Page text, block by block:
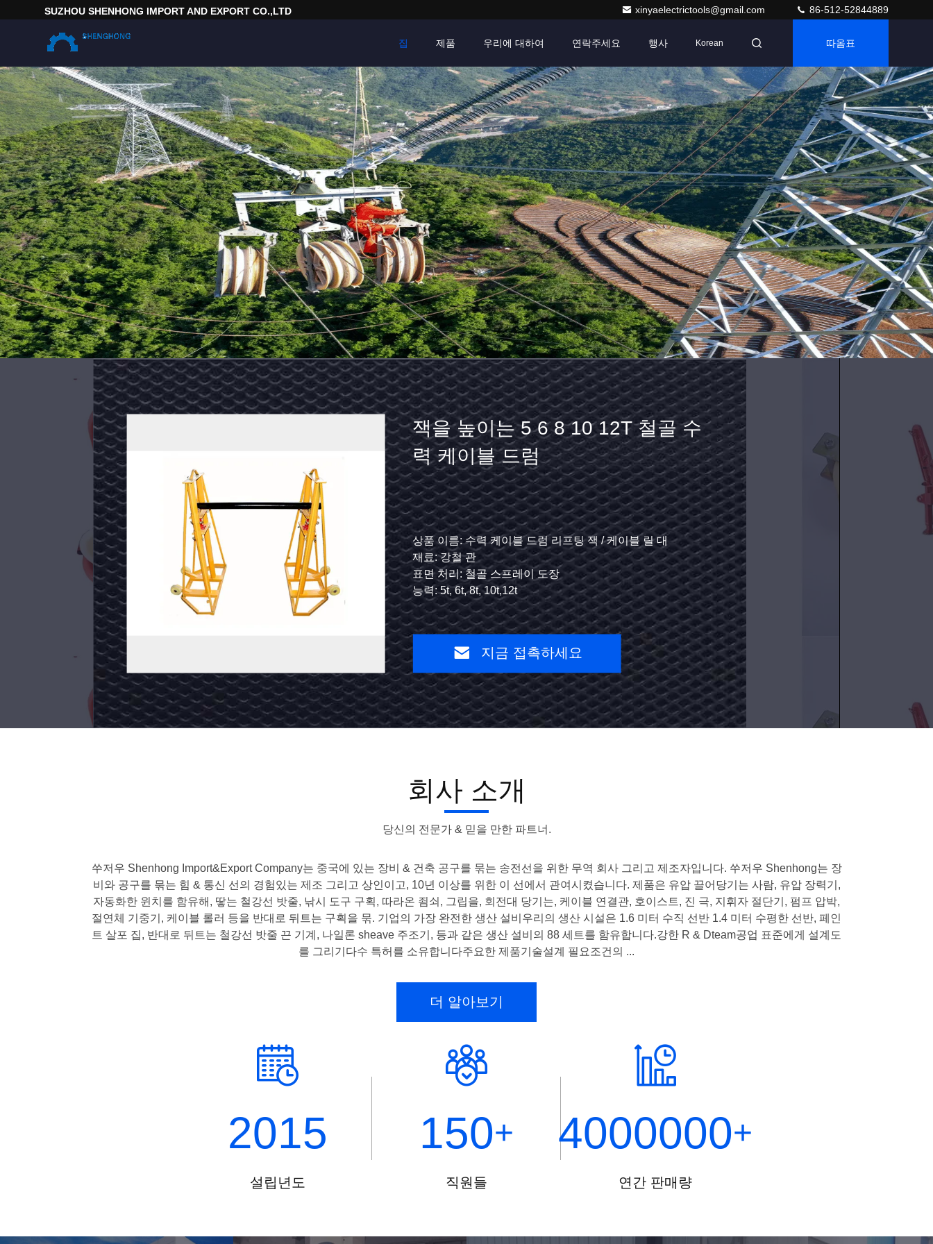
SUZHOU SHENHONG IMPORT AND EXPORT CO.,LTD xinyaelectrictools@gmail.com 86-512-52844889
집 제품 우리에 대하여 연락주세요 행사 Korean 따옴표
도
체
와
이
어
유
괴
알
리
100T
정격 압력: 70Mpa
출력: 100T
피스톤 치기: 22mm
구리-알루미늄 튜브 슬리브의 최대 외경: 76mm
지
금
접
촉
론
본
인
주
블
당
김
롤
신청: 케이블에서 설정하고 마찰에게서 케이블을 보호하곤 했습니다
차원: 300*230*260mm
대략 무게: 8.0KG
정격 부하: 10KN
지
금
접
촉
잭을 높이는 5 6 8 10 12T 철골 수
력 케이블 드럼
상품 이름: 수력 케이블 드럼 리프팅 잭 / 케이블 릴 대
재료: 강철 관
표면 처리: 철골 스프레이 도장
능력: 5t, 6t, 8t, 10t,12t
지금 접촉하세요
회사 소개
당신의 전문가 & 믿을 만한 파트너.
쑤저우 Shenhong Import&Export Company는 중국에 있는 장비 & 건축 공구를 묶는 송전선을 위한 무역 회사 그리고 제조자입니다. 쑤저우 Shenhong는 장
비와 공구를 묶는 힘 & 통신 선의 경험있는 제조 그리고 상인이고, 10년 이상를 위한 이 선에서 관여시켰습니다. 제품은 유압 끌어당기는 사람, 유압 장력기,
자동화한 윈치를 함유해, 땋는 철강선 밧줄, 낚시 도구 구획, 따라온 죔쇠, 그립을, 회전대 당기는, 케이블 연결관, 호이스트, 진 극, 지휘자 절단기, 펌프 압박,
절연체 기중기, 케이블 롤러 등을 반대로 뒤트는 구획을 묶. 기업의 가장 완전한 생산 설비우리의 생산 시설은 1.6 미터 수직 선반 1.4 미터 수평한 선반, 페인
트 살포 집, 반대로 뒤트는 철강선 밧줄 끈 기계, 나일론 sheave 주조기, 등과 같은 생산 설비의 88 세트를 함유합니다.강한 R & Dteam공업 표준에게 설계도
를 그리기다수 특허를 소유합니다주요한 제품기술설계 필요조건의 ...
더 알아보기
2015
설립년도
150+
직원들
4000000+
연간 판매량